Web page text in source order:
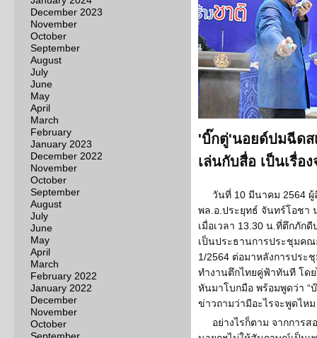
December 2023
November
October
September
August
July
June
May
April
March
February
January 2023
December 2022
November
October
September
August
July
June
May
April
March
February 2022
January 2022
December
November
October
'บิ๊กตู่'นอยด์ปมฉีดส
เล่นกับสื่อ เป็นเรื่อ
วันที่ 10 มีนาคม 2564
พล.อ.ประยุทธ์ จันทร์โอชา
เมื่อเวลา 13.30 น.ที่ตึกภัก
เป็นประธานการประชุมคณ
1/2564 ต่อมาหลังการประ
ทำงานตึกไทยคู่ฟ้าทันที โด
หันมาโบกมือ พร้อมพูดว่า “
ข่าวถามว่ามีอะไรจะพูดไหม
อย่างไรก็ตาม จากการ